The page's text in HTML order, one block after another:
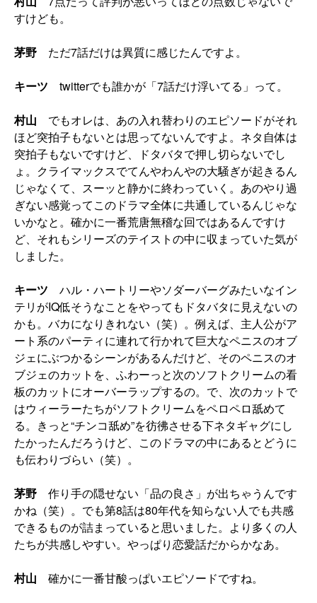
すけども。
茅野 ただ7話だけは異質に感じたんですよ。
キーツ twitterでも誰かが「7話だけ浮いてる」って。
村山 でもオレは、あの入れ替わりのエピソードがそれ
ほど突拍子もないとは思ってないんですよ。ネタ自体は
突拍子もないですけど、ドタバタで押し切らないでし
ょ。クライマックスでてんやわんやの大騒ぎが起きるん
じゃなくて、スーッと静かに終わっていく。あのやり過
ぎない感覚ってこのドラマ全体に共通しているんじゃな
いかなと。確かに一番荒唐無稽な回ではあるんですけ
ど、それもシリーズのテイストの中に収まっていた気が
しました。
キーツ ハル・ハートリーやソダーバーグみたいなイン
テリがIQ低そうなことをやってもドタバタに見えないの
かも。バカになりきれない（笑）。例えば、主人公がア
ート系のパーティに連れて行かれて巨大なペニスのオブ
ジェにぶつかるシーンがあるんだけど、そのペニスのオ
ブジェのカットを、ふわーっと次のソフトクリームの看
板のカットにオーバーラップするの。で、次のカットで
はウィーラーたちがソフトクリームをペロペロ舐めて
る。きっと“チンコ舐め”を彷彿させる下ネタギャグにし
たかったんだろうけど、このドラマの中にあるとどうに
も伝わりづらい（笑）。
茅野 作り手の隠せない「品の良さ」が出ちゃうんです
かね（笑）。でも第8話は80年代を知らない人でも共感
できるものが詰まっていると思いました。より多くの人
たちが共感しやすい。やっぱり恋愛話だからかなあ。
村山 確かに一番甘酸っぱいエピソードですね。